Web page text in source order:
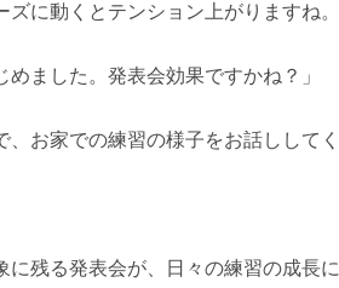
に動くとテンション上がりますね。
めました。発表会効果ですかね？」
お家での練習の様子をお話ししてく
残る発表会が、日々の練習の成長